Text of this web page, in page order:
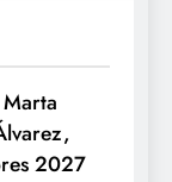
2027